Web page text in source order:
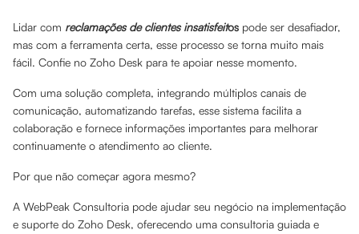
Lidar com reclamações de clientes insatisfeitos pode ser desafiador,
mas com a ferramenta certa, esse processo se torna muito mais
fácil. Confie no Zoho Desk para te apoiar nesse momento.
Com uma solução completa, integrando múltiplos canais de
comunicação, automatizando tarefas, esse sistema facilita a
colaboração e fornece informações importantes para melhorar
continuamente o atendimento ao cliente.
Por que não começar agora mesmo?
A WebPeak Consultoria pode ajudar seu negócio na implementação
e suporte do Zoho Desk, oferecendo uma consultoria guiada e